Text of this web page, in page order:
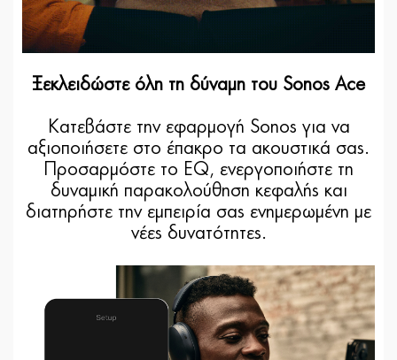
Ξεκλειδώστε όλη τη δύναμη του Sonos Ace
Κατεβάστε την εφαρμογή Sonos για να
αξιοποιήσετε στο έπακρο τα ακουστικά σας.
Προσαρμόστε το EQ, ενεργοποιήστε τη
δυναμική παρακολούθηση κεφαλής και
διατηρήστε την εμπειρία σας ενημερωμένη με
νέες δυνατότητες.